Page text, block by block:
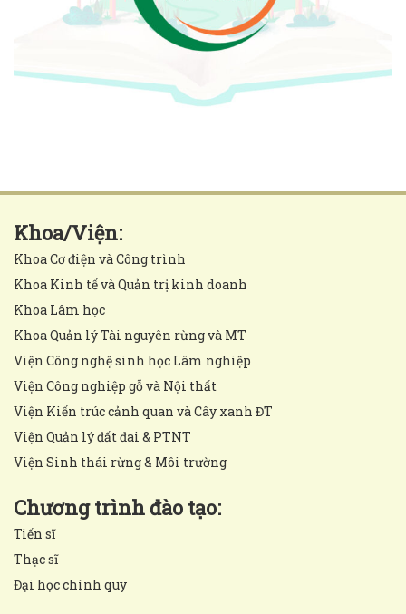
Khoa/Viện:
Khoa Cơ điện và Công trình
Khoa Kinh tế và Quản trị kinh doanh
Khoa Lâm học
Khoa Quản lý Tài nguyên rừng và MT
Viện Công nghệ sinh học Lâm nghiệp
Viện Công nghiệp gỗ và Nội thất
Viện Kiến trúc cảnh quan và Cây xanh ĐT
Viện Quản lý đất đai & PTNT
Viện Sinh thái rừng & Môi trường
Chương trình đào tạo:
Tiến sĩ
Thạc sĩ
Đại học chính quy